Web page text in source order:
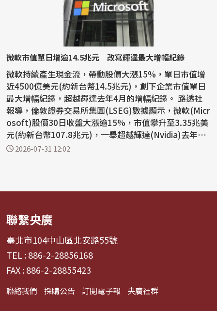
微軟市值單日增逾14.5兆元 改寫輝達最大增幅紀錄
微軟持續產生現金流，帶動股價大漲15%，單日市值增
近4500億美元(約新台幣14.5兆元)，創下企業市值單日
最大增幅紀錄，超越輝達去年4月的增幅紀錄。 路透社
報導，倫敦證券交易所集團(LSEG)數據顯示，微軟(Micr
osoft)股價30日收盤大漲逾15%，市值攀升至3.35兆美
元(約新台幣107.8兆元)，一舉超越輝達(Nvidia)去年4
月創下...
2026-07-31 12:02
聯繫央廣
臺北市104中山區北安路55號
TEL : 886-2-28856168
FAX : 886-2-28855423
聯絡我們 採購公告 訂閱電子報 央廣社群